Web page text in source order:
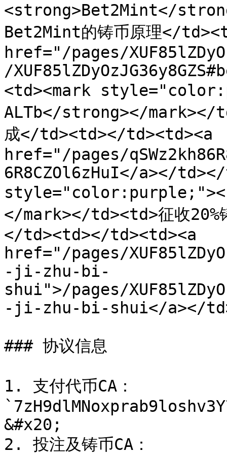
<strong>Bet2Mint</
Bet2Mint的铸币原理</
href="/pages/
/
<td><mark
ALTb</strong></mark></
成</td><td></td><td><a
href="/pages/
6R8CZOl6zHuI</a></
</mark></td><td>征收20%
</td><td></td><td><a
href="/pages/
-ji-zhu-bi-
shui">/pages/
-ji-zhu-bi-shui</a></
### 协议信息
1. 支付代币CA：
&#x20;
2. 投注及铸币CA：